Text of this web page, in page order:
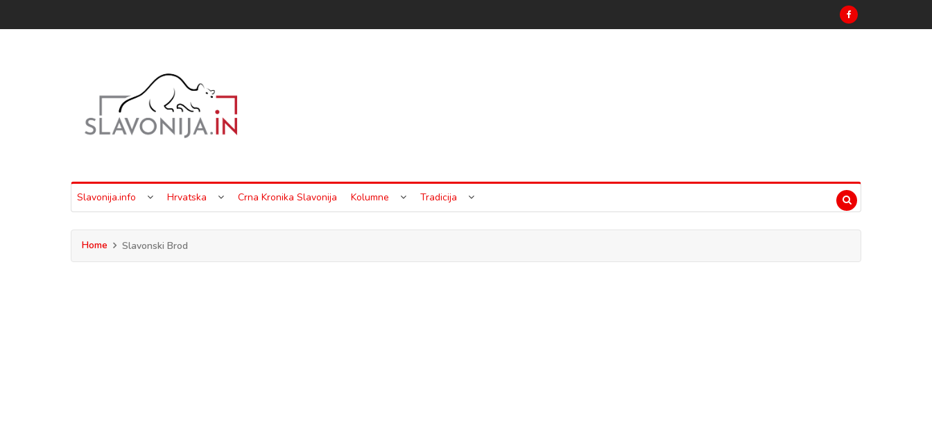
Slavonija.info Hrvatska Crna Kronika Slavonija Kolumne Tradicija
Home Slavonski Brod